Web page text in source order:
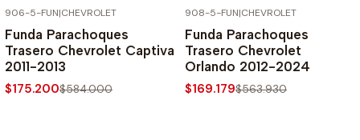
906-5-FUN|CHEVROLET
Funda Parachoques
Trasero Chevrolet Captiva
2011-2013
$175.200$584.000
908-5-FUN|CHEVROLET
Funda Parachoques
Trasero Chevrolet
Orlando 2012-2024
$169.179$563.930